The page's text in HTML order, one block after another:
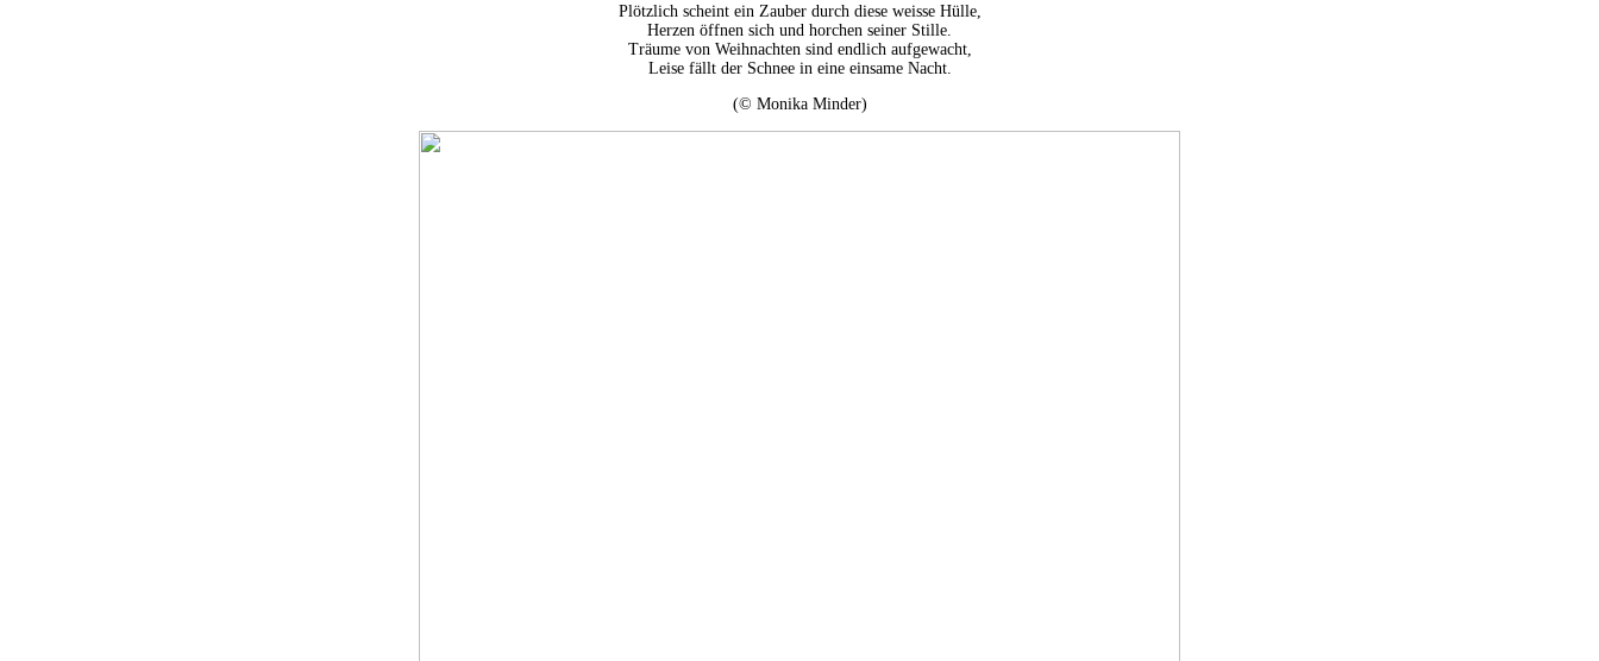
Plötzlich scheint ein Zauber durch diese weisse Hülle,
Herzen öffnen sich und horchen seiner Stille.
Träume von Weihnachten sind endlich aufgewacht,
Leise fällt der Schnee in eine einsame Nacht.
(© Monika Minder)